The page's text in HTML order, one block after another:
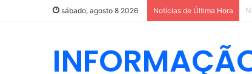
sábado, agosto 8 2026 Notícias de Última Hora